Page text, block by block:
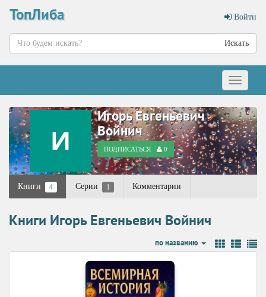
ТопЛиба Войти
Искать
Меню
Игорь Евгеньевич
Войнич
ПОДПИСАТЬСЯ 0
Книги 4 Серии 1 Комментарии
Книги Игорь Евгеньевич Войнич
по названию